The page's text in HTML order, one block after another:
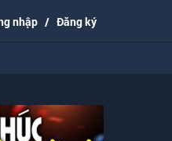
nhập / Đăng ký